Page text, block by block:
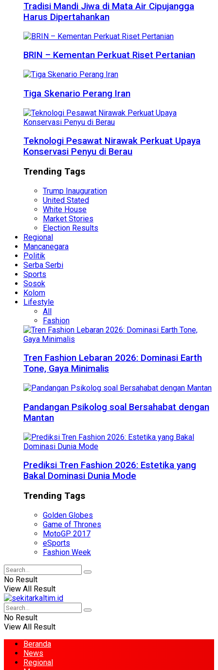
Tradisi Mandi Jiwa di Mata Air Cipujangga
Harus Dipertahankan
BRIN – Kementan Perkuat Riset Pertanian
Tiga Skenario Perang Iran
Teknologi Pesawat Nirawak Perkuat Upaya
Konservasi Penyu di Berau
Trending Tags
Trump Inauguration
United Stated
White House
Market Stories
Election Results
Regional
Mancanegara
Politik
Serba Serbi
Sports
Sosok
Kolom
Lifestyle
All
Fashion
Tren Fashion Lebaran 2026: Dominasi Earth
Tone, Gaya Minimalis
Pandangan Psikolog soal Bersahabat dengan
Mantan
Prediksi Tren Fashion 2026: Estetika yang
Bakal Dominasi Dunia Mode
Trending Tags
Golden Globes
Game of Thrones
MotoGP 2017
eSports
Fashion Week
No Result
View All Result
No Result
View All Result
Beranda
News
Regional